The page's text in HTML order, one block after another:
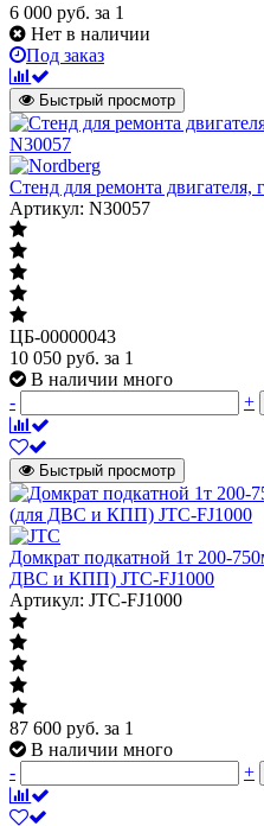
6 000 руб. за 1
Нет в наличии
Под заказ
Быстрый просмотр
Стенд для ремонта
Артикул: N30057
ЦБ-00000043
10 050 руб. за 1
В наличии много
-
+
Быстрый просмотр
Домкрат подкатной 1т 200-
ДВС и КПП) JTC-FJ1000
Артикул: JTC-FJ1000
87 600 руб. за 1
В наличии много
-
+